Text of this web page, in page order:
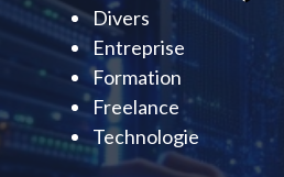
Divers
Entreprise
Formation
Freelance
Technologie